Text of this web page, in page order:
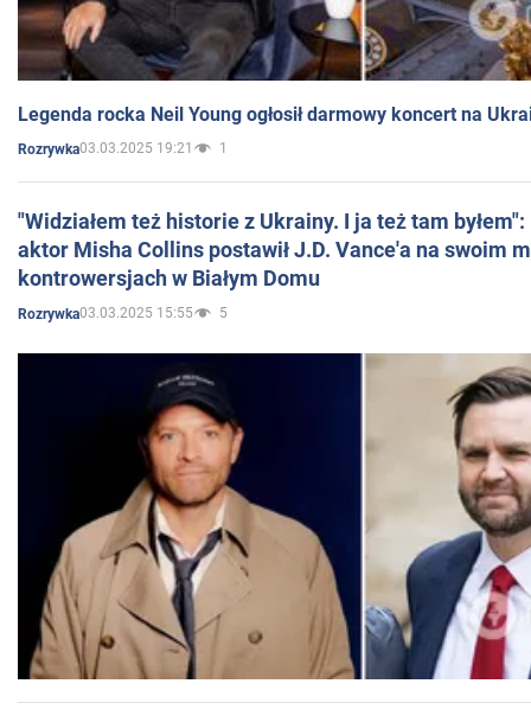
Legenda rocka Neil Young ogłosił darmowy koncert na
Rozrywka03.03.2025 19:21 1
"Widziałem też historie z Ukrainy. I ja też tam
aktor Misha Collins postawił J.D. Vance'a na swoim
kontrowersjach w Białym Domu
Rozrywka03.03.2025 15:55 5